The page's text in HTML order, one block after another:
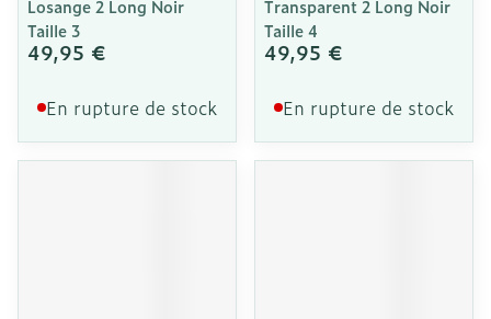
Losange 2 Long Noir
Taille 3
49,95 €
En rupture de stock
Transparent 2 Long Noir
Taille 4
49,95 €
En rupture de stock